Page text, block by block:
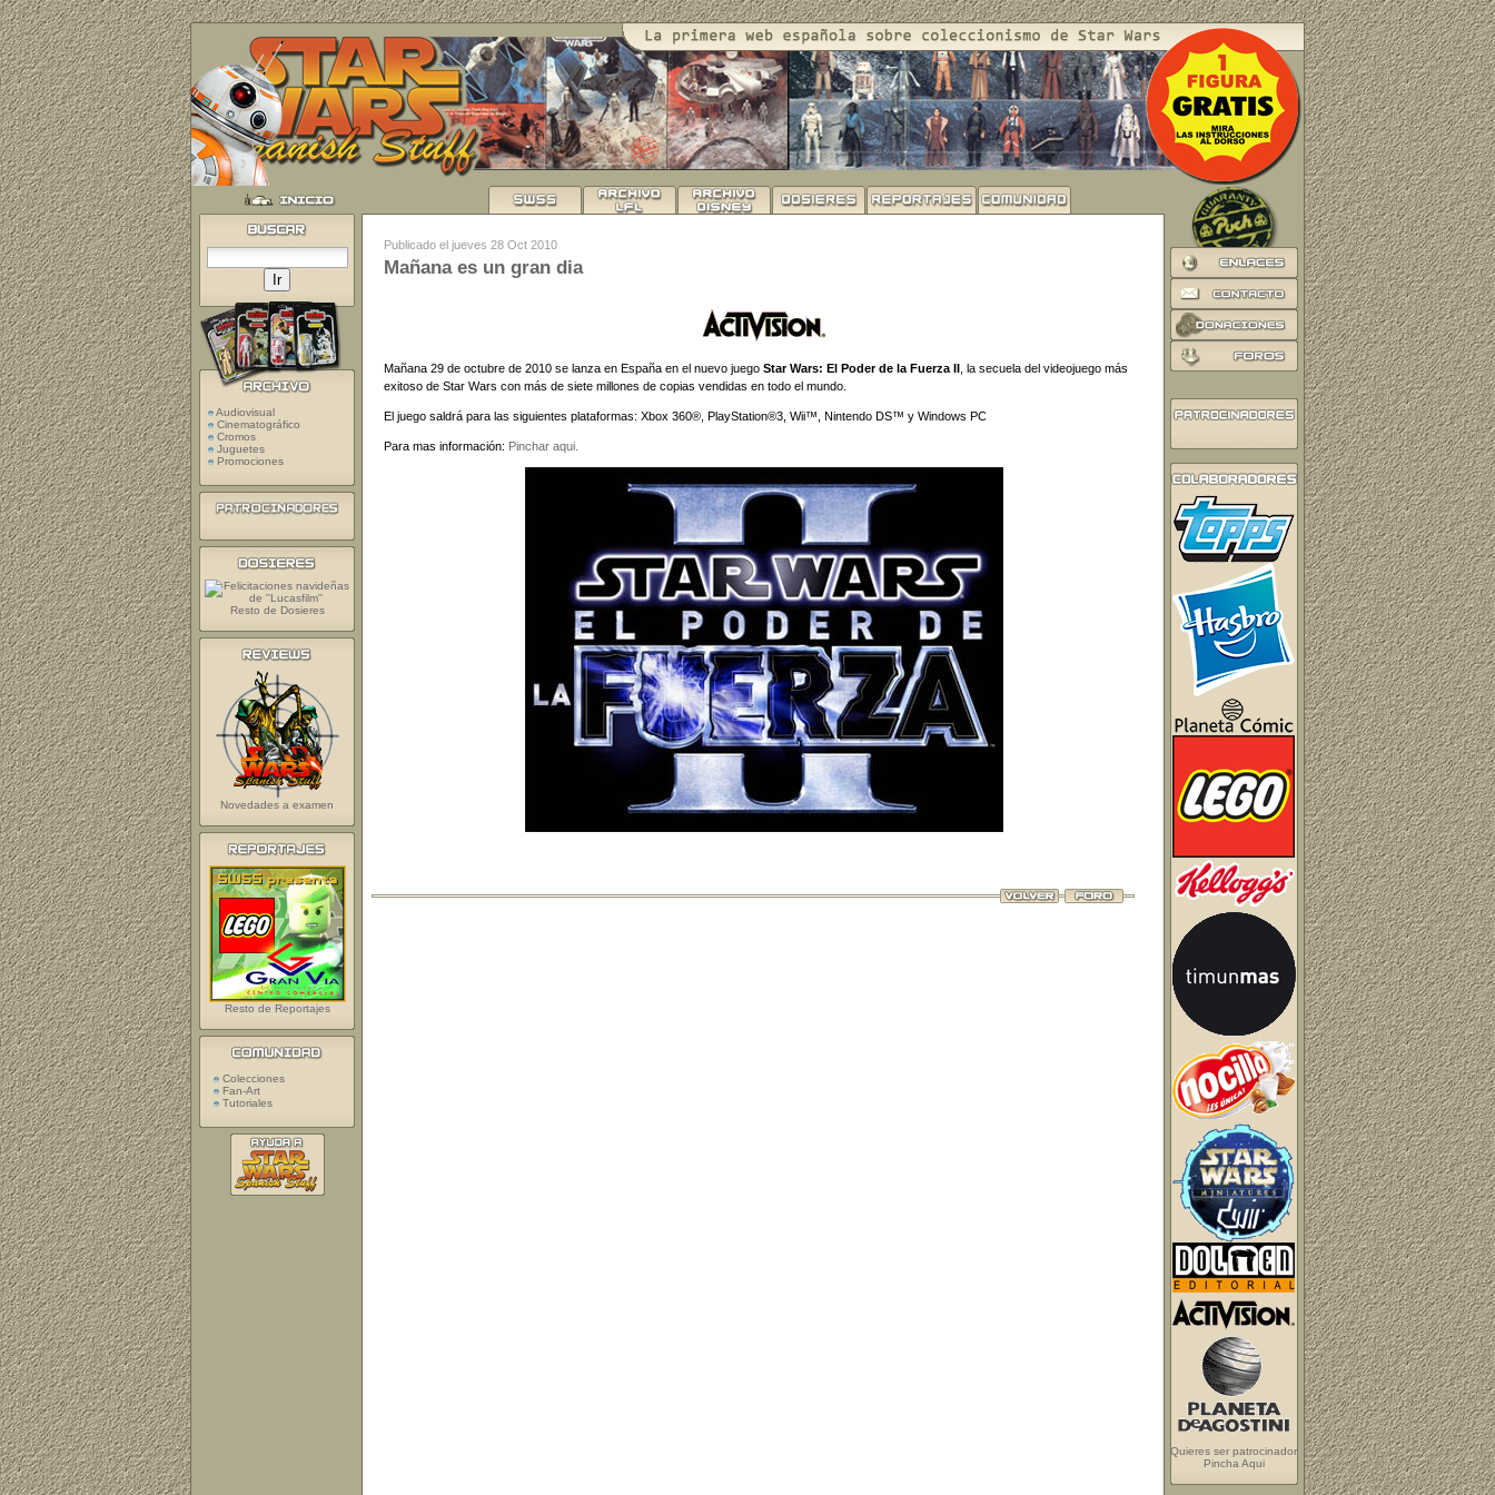
Publicado el jueves 28 Oct 2010
Mañana es un gran dia
Mañana 29 de octubre de 2010 se lanza en España en el nuevo juego Star Wars: El Poder de la Fuerza II , la secuela del videojuego más
exitoso de Star Wars con más de siete millones de copias vendidas en todo el mundo.
El juego saldrá para las siguientes plataformas: Xbox 360®, PlayStation®3, Wii™, Nintendo DS™ y Windows PC
Para mas información: Pinchar aqui.
Quieres ser patrocinador
Pincha Aqui
Audiovisual
Cinematográfico
Cromos
Juguetes
Promociones
Resto de Dosieres
Novedades a examen
Resto de Reportajes
Colecciones
Fan-Art
Tutoriales